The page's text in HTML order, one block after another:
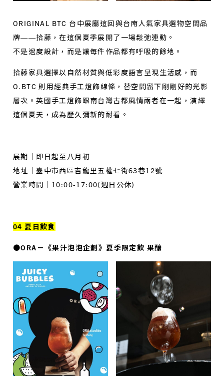
ORIGINAL BTC 台中展廳這回與台南人氣家具選物空間品
牌——拾藤，在這個夏季展開了一場鬆弛連動。
不是過度設計，而是讓每件作品都有呼吸的餘地。
拾藤家具選擇以自然材質與低彩度語言呈現生活感，而
O.BTC 則用經典手工燈飾線條，替空間留下剛剛好的光影
層次。英國手工燈飾跟南台灣古都風情兩者在一起，演繹
這個夏天，成為歷久彌新的耐看。
展期｜即日起至八月初
地址｜臺中市西區吉龍里五權七街63巷12號
營業時間｜10:00-17:00(週日公休)
04 夏日飲食
●ORA－《果汁泡泡企劃》夏季限定飲 果釀